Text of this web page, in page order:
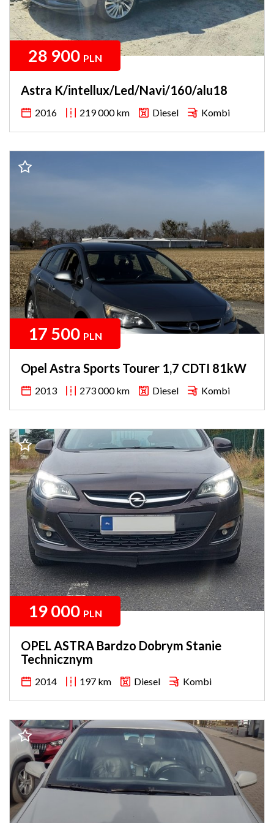
28 900 PLN
Astra K/intellux/Led/Navi/160/alu18
2016 219 000 km Diesel Kombi
17 500 PLN
Opel Astra Sports Tourer 1,7 CDTI 81kW
2013 273 000 km Diesel Kombi
19 000 PLN
OPEL ASTRA Bardzo Dobrym Stanie
Technicznym
2014 197 km Diesel Kombi